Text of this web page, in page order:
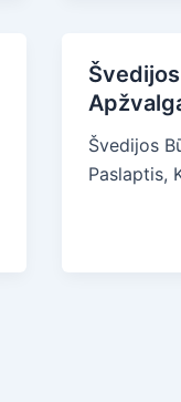
Švedijos
Paslaptis,